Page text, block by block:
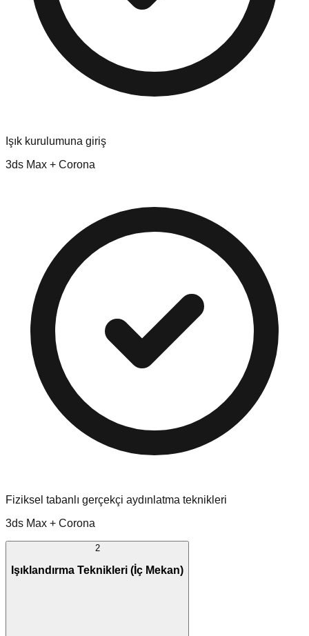
Işık kurulumuna giriş
3ds Max + Corona
Fiziksel tabanlı gerçekçi aydınlatma teknikleri
3ds Max + Corona
2
Işıklandırma Teknikleri (İç Mekan)